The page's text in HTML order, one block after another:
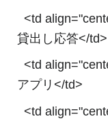
<td
貸出し応答</td>
<td
アプリ</td>
<td